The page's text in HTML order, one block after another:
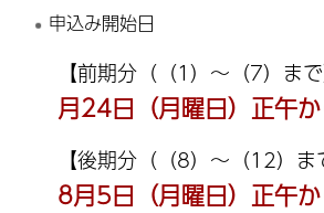
申込み開始日
【前期分（（1）～（7）ま
月24日（月曜日）正午
【後期分（（8）～（12）
8月5日（月曜日） 正午